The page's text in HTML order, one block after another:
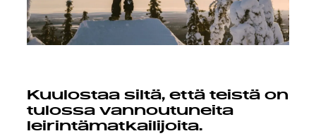
Kuulostaa siltä, että teistä on
tulossa vannoutuneita
leirintämatkailijoita.